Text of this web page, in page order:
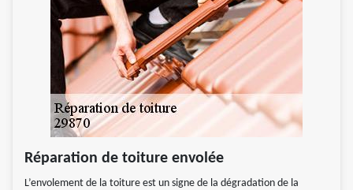
Réparation de toiture envolée
L’envolement de la toiture est un signe de la dégradation de la